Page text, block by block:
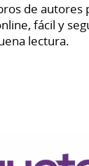
de autores
fácil y
lectura.